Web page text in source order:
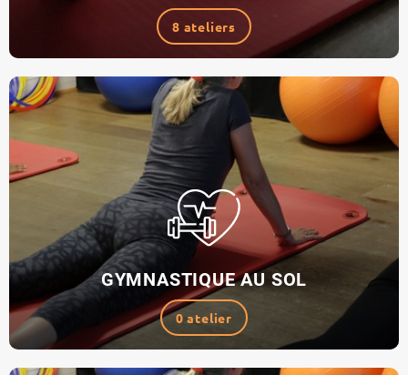
8 ateliers
GYMNASTIQUE AU SOL
0 atelier